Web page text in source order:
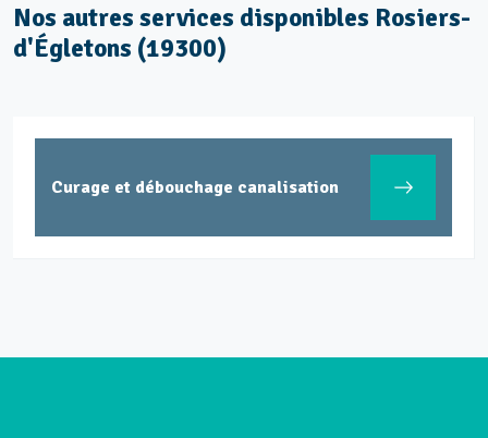
Nos autres services disponibles Rosiers-
d'Égletons (19300)
Curage et débouchage canalisation